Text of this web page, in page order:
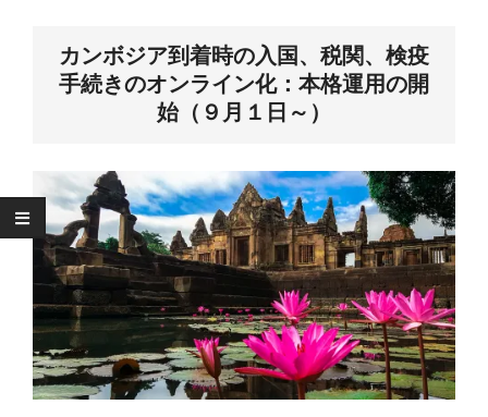
カンボジア到着時の入国、税関、検疫
手続きのオンライン化：本格運用の開
始（９月１日～）